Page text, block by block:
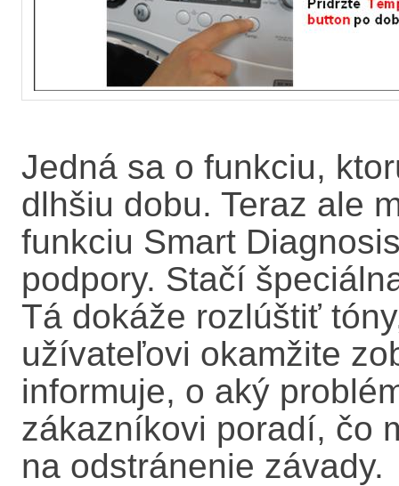
Jedná sa o funkciu,
dlhšiu dobu. Teraz ale
funkciu Smart
podpory. Stačí
Tá dokáže rozlúštiť
užívateľovi okamžite
informuje, o aký
zákazníkovi poradí, čo
na odstránenie závady.